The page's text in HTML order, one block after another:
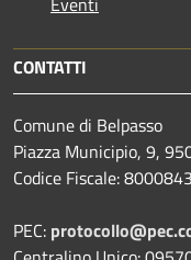
CONTATTI
Comune di Belpasso
Piazza Municipio, 9,
Codice Fiscale:
PEC: